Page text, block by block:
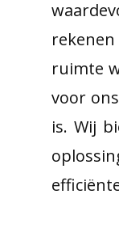
ruimte
voor
is. Wij